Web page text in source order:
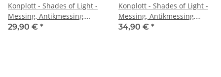
Konplott - Shades of Light -
Messing, Antikmessing,
Armband
29,90 € *
Konplott - Shades of Light -
Messing, Antikmessing,
Armband
34,90 € *